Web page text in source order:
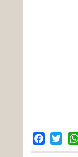
Facebook
Twitter